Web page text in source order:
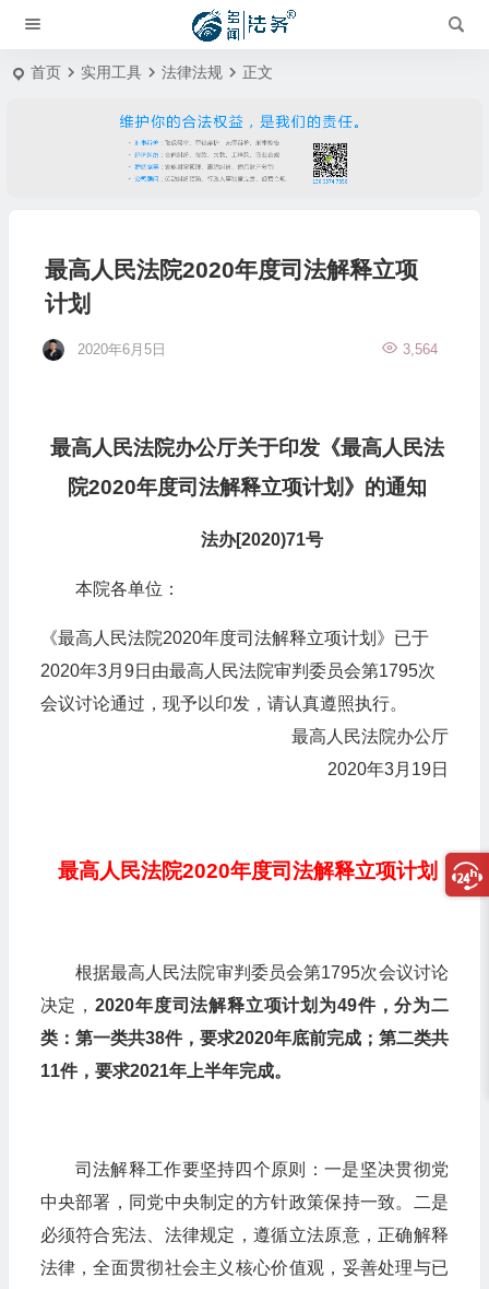
首页 实用工具 法律法规 正文
最高人民法院2020年度司法解释立项
计划
2020年6月5日 3,564
最高人民法院办公厅关于印发《最高人民法
院2020年度司法解释立项计划》的通知
法办[2020)71号
本院各单位：
《最高人民法院2020年度司法解释立项计划》已于
2020年3月9日由最高人民法院审判委员会第1795次
会议讨论通过，现予以印发，请认真遵照执行。
最高人民法院办公厅
2020年3月19日
最高人民法院2020年度司法解释立项计划
根据最高人民法院审判委员会第1795次会议讨论
决定，2020年度司法解释立项计划为49件，分为二
类：第一类共38件，要求2020年底前完成；第二类共
11件，要求2021年上半年完成。
司法解释工作要坚持四个原则：一是坚决贯彻党
中央部署，同党中央制定的方针政策保持一致。二是
必须符合宪法、法律规定，遵循立法原意，正确解释
法律，全面贯彻社会主义核心价值观，妥善处理与已